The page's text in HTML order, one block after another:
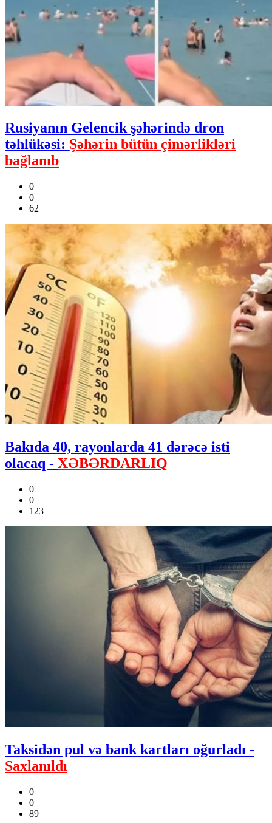
Rusiyanın Gelencik şəhərində dron
təhlükəsi: Şəhərin bütün çimərlikləri
bağlanıb
0
0
62
Bakıda 40, rayonlarda 41 dərəcə isti
olacaq - XƏBƏRDARLIQ
0
0
123
Taksidən pul və bank kartları oğurladı -
Saxlanıldı
0
0
89